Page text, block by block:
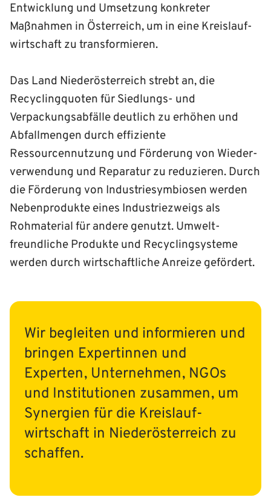
Entwicklung und Um­setzung konkreter
Maßnahmen in Österreich, um in eine Kreislauf­
wirtschaft zu transformieren.
Das Land Niederösterreich strebt an, die
Recyclingquoten für Siedlungs- und
Verpackungsabfälle deutlich zu erhöhen und
Abfallmengen durch effiziente
Ressourcennutzung und Förderung von Wieder­
verwendung und Reparatur zu reduzieren. Durch
die Förderung von Industrie­­symbiosen werden
Neben­produkte eines Industriezweigs als
Rohmaterial für andere genutzt. Umwelt­
freundliche Produkte und Recycling­systeme
werden durch wirtschaftliche Anreize gefördert.
Wir begleiten und informieren und
bringen Expertinnen und
Experten, Unternehmen, NGOs
und Institutionen zusammen, um
Synergien für die Kreis­lauf­
wirtschaft in Nieder­österreich zu
schaffen.